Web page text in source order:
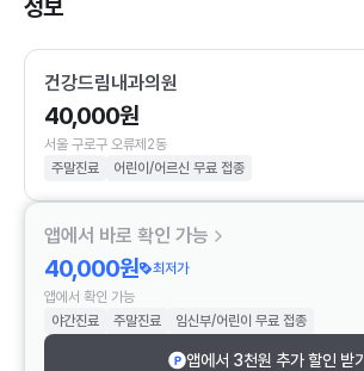
정보
건강드림내과의원
40,000원
서울 구로구 오류제2동
주말진료
어린이/어르신 무료 접종
앱에서 바로 확인 가능
40,000원
최저가
앱에서 확인 가능
야간진료
주말진료 임신부/어린이 무료 접종
앱에서 3천원 추가 할인 받기